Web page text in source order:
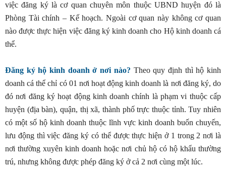
việc đăng ký là cơ quan chuyên môn thuộc UBND huyện đó là
Phòng Tài chính – Kế hoạch. Ngoài cơ quan này không cơ quan
nào được thực hiện việc đăng ký kinh doanh cho Hộ kinh doanh cá
thể.
Đăng ký hộ kinh doanh ở nơi nào? Theo quy định thì hộ kinh
doanh cá thể chỉ có 01 nơi hoạt động kinh doanh là nơi đăng ký, do
đó nơi đăng ký hoạt động kinh doanh chính là phạm vi thuộc cấp
huyện (địa bàn), quận, thị xã, thành phố trực thuộc tỉnh. Tuy nhiên
có một số hộ kinh doanh thuộc lĩnh vực kinh doanh buốn chuyến,
lưu động thì việc đăng ký có thể được thực hiện ở 1 trong 2 nơi là
nơi thường xuyên kinh doanh hoặc nơi chủ hộ có hộ khẩu thường
trú, nhưng không được phép đăng ký ở cả 2 nơi cùng một lúc.